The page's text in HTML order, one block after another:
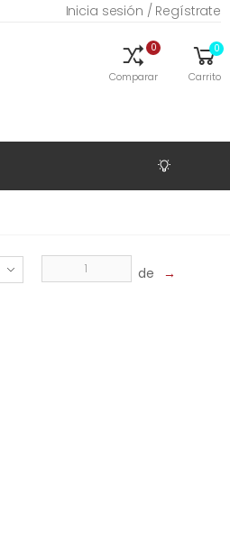
Inicia sesión / Regístrate
0
Comparar
0
Carrito
de →